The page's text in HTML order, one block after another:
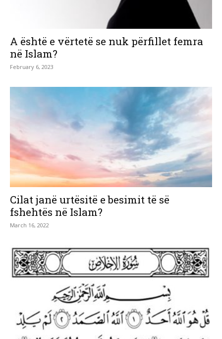
A është e vërtetë se nuk përfillet femra
në Islam?
February 6, 2023
Cilat janë urtësitë e besimit të së
fshehtës në Islam?
March 16, 2022